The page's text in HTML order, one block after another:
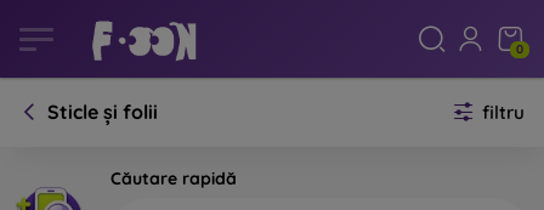
0
Sticle și folii filtru
Căutare rapidă